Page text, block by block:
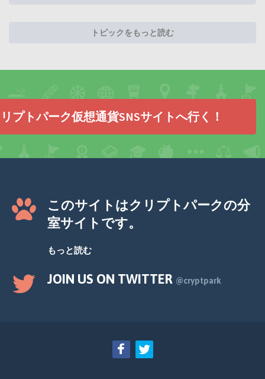
トピックをもっと読む
プトパーク仮想通貨SNSサイトへ行く！
このサイトはクリプトパークの分
室サイトです。
もっと読む
JOIN US ON TWITTER @cryptpark